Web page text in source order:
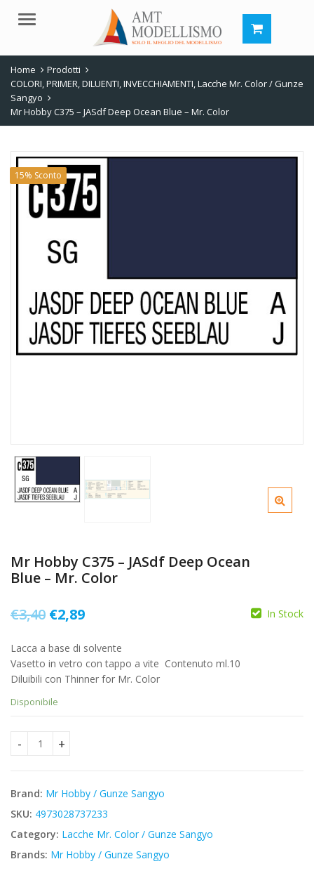
Menu
Home
Prodotti
COLORI, PRIMER, DILUENTI, INVECCHIAMENTI,Lacche Mr. Color / Gunze
Sangyo
Mr Hobby C375 – JASdf Deep Ocean Blue – Mr. Color
15% Sconto
Mr Hobby C375 – JASdf Deep Ocean
Blue – Mr. Color
€3,40 Il
originale
era:
€3,40.
€2,89Il
attuale
è:
In Stock
Lacca a base di solvente
Vasetto in vetro con tappo a vite  Contenuto ml.10
Diluibili con Thinner for Mr. Color
Disponibile
Mr Hobby C375 - JASdf Deep Ocean Blue - Mr. Color quantity
Brand: Mr Hobby / Gunze Sangyo
SKU: 4973028737233
Category: Lacche Mr. Color / Gunze Sangyo
Brands: Mr Hobby / Gunze Sangyo